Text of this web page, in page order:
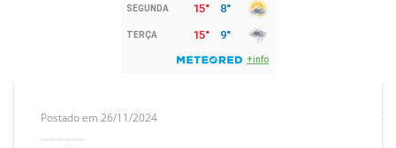
Postado em 26/11/2024